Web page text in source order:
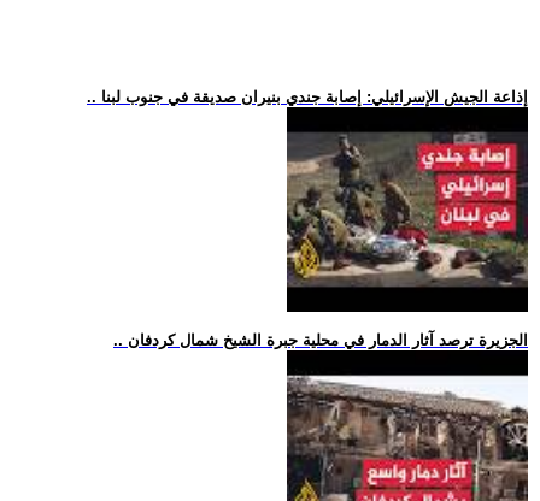
.. إذاعة الجيش الإسرائيلي: إصابة جندي بنيران صديقة في جنوب لبنا
.. الجزيرة ترصد آثار الدمار في محلية جبرة الشيخ شمال كردفان